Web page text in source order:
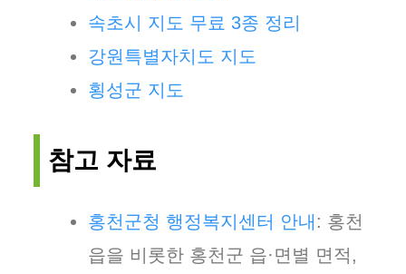
속초시 지도 무료 3종 정리
강원특별자치도 지도
횡성군 지도
참고 자료
홍천군청 행정복지센터 안내 : 홍천
읍을 비롯한 홍천군 읍·면별 면적,